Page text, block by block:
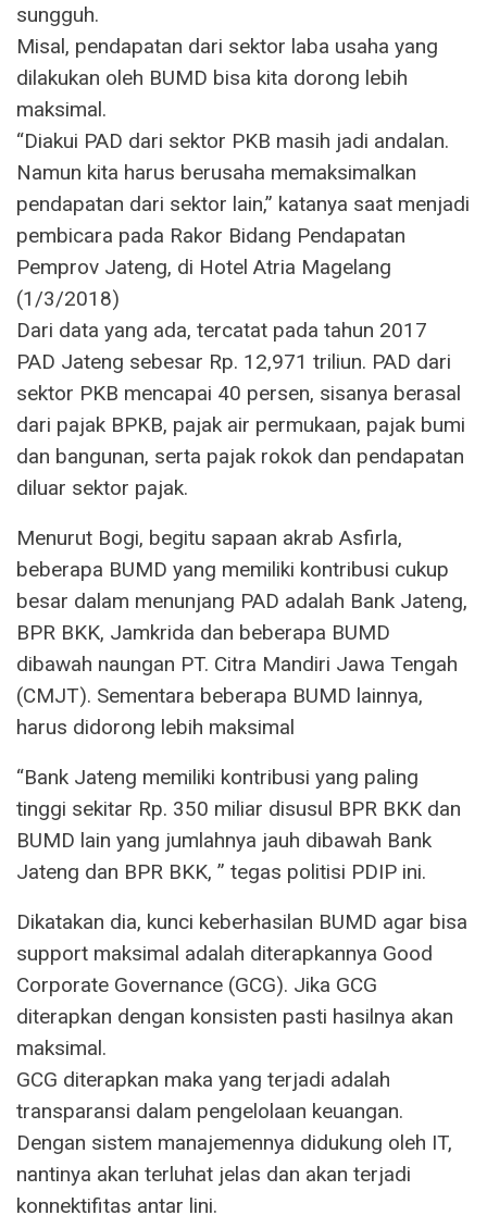
sungguh.
Misal, pendapatan dari sektor laba usaha yang
dilakukan oleh BUMD bisa kita dorong lebih
maksimal.
“Diakui PAD dari sektor PKB masih jadi andalan.
Namun kita harus berusaha memaksimalkan
pendapatan dari sektor lain,” katanya saat menjadi
pembicara pada Rakor Bidang Pendapatan
Pemprov Jateng, di Hotel Atria Magelang
(1/3/2018)
Dari data yang ada, tercatat pada tahun 2017
PAD Jateng sebesar Rp. 12,971 triliun. PAD dari
sektor PKB mencapai 40 persen, sisanya berasal
dari pajak BPKB, pajak air permukaan, pajak bumi
dan bangunan, serta pajak rokok dan pendapatan
diluar sektor pajak.
Menurut Bogi, begitu sapaan akrab Asfirla,
beberapa BUMD yang memiliki kontribusi cukup
besar dalam menunjang PAD adalah Bank Jateng,
BPR BKK, Jamkrida dan beberapa BUMD
dibawah naungan PT. Citra Mandiri Jawa Tengah
(CMJT). Sementara beberapa BUMD lainnya,
harus didorong lebih maksimal
“Bank Jateng memiliki kontribusi yang paling
tinggi sekitar Rp. 350 miliar disusul BPR BKK dan
BUMD lain yang jumlahnya jauh dibawah Bank
Jateng dan BPR BKK, ” tegas politisi PDIP ini.
Dikatakan dia, kunci keberhasilan BUMD agar bisa
support maksimal adalah diterapkannya Good
Corporate Governance (GCG). Jika GCG
diterapkan dengan konsisten pasti hasilnya akan
maksimal.
GCG diterapkan maka yang terjadi adalah
transparansi dalam pengelolaan keuangan.
Dengan sistem manajemennya didukung oleh IT,
nantinya akan terluhat jelas dan akan terjadi
konnektifitas antar lini.